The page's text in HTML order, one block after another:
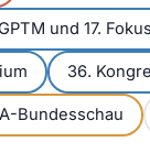
und 17.
36.
Bundesschau